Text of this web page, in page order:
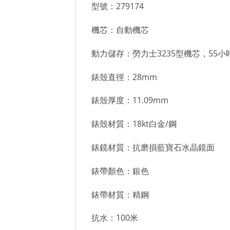
型號：279174
機芯：自動機芯
動力儲存：勞力士3235型機芯，55小
錶殼直徑：28mm
錶殼厚度：11.09mm
錶殼材質：18kt白金/鋼
錶鏡材質：抗磨損藍寶石水晶鏡面
錶帶顏色：銀色
錶帶材質：精鋼
抗水：100米